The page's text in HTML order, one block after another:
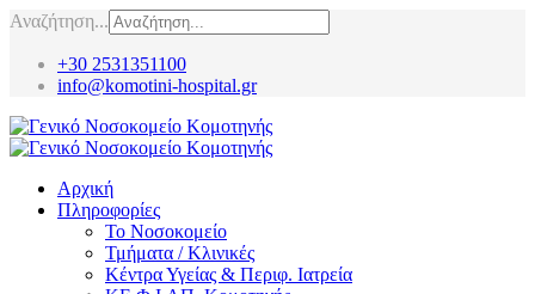
Αναζήτηση...
+30 2531351100
info@komotini-hospital.gr
Αρχική
Πληροφορίες
Το Νοσοκομείο
Τμήματα / Κλινικές
Κέντρα Υγείας & Περιφ. Ιατρεία